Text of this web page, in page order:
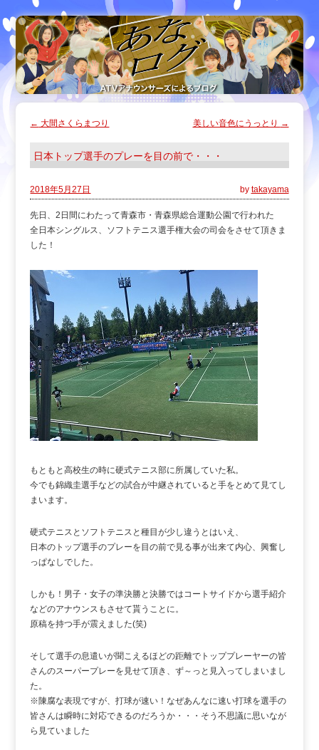
← 大間さくらまつり 美しい音色にうっとり →
日本トップ選手のプレーを目の前で・・・
2018年5月27日 by takayama
先日、2日間にわたって青森市・青森県総合運動公園で行われた
全日本シングルス、ソフトテニス選手権大会の司会をさせて頂きま
した！
もともと高校生の時に硬式テニス部に所属していた私。
今でも錦織圭選手などの試合が中継されていると手をとめて見てし
まいます。
硬式テニスとソフトテニスと種目が少し違うとはいえ、
日本のトップ選手のプレーを目の前で見る事が出来て内心、興奮し
っぱなしでした。
しかも！男子・女子の準決勝と決勝ではコートサイドから選手紹介
などのアナウンスもさせて貰うことに。
原稿を持つ手が震えました(笑)
そして選手の息遣いが聞こえるほどの距離でトッププレーヤーの皆
さんのスーパープレーを見せて頂き、ず～っと見入ってしまいまし
た。
※陳腐な表現ですが、打球が速い！なぜあんなに速い打球を選手の
皆さんは瞬時に対応できるのだろうか・・・そう不思議に思いなが
ら見ていました